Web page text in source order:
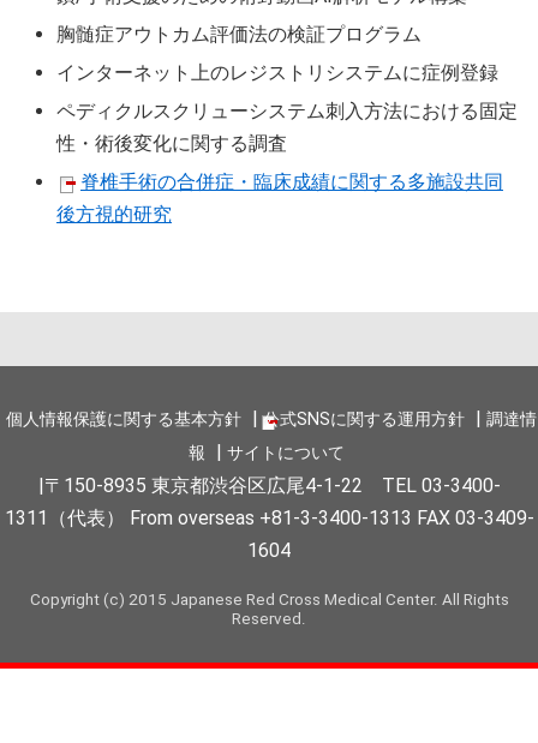
胸髄症アウトカム評価法の検証プログラム
インターネット上のレジストリシステムに症例登録
ペディクルスクリューシステム刺入方法における固定
性・術後変化に関する調査
脊椎手術の合併症・臨床成績に関する多施設共同
後方視的研究
個人情報保護に関する基本方針 公式SNSに関する運用方針
調達情
報
サイトについて
〒150-8935 東京都渋谷区広尾4-1-22 TEL 03-3400-
1311（代表） From overseas +81-3-3400-1313 FAX 03-3409-
1604
Copyright (c) 2015 Japanese Red Cross Medical Center. All Rights
Reserved.